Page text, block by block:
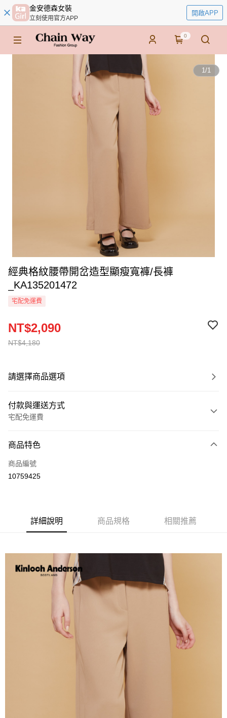
金安德森女裝
立刻使用官方APP
開啟APP
0
1/1
經典格紋腰帶開岔造型顯瘦寬褲/長褲
_KA135201472
宅配免運費
NT$4,180
NT$2,090
請選擇商品選項
付款與運送方式
宅配免運費
信用卡一次付款
LINE Pay
運送方式
每筆NT$60，滿NT$1,000(含以上)免運費
付款後7-11取貨
每筆NT$60，滿NT$1,000(含以上)免運費
商品特色
商品編號
10759425
詳細說明 商品規格 相關推薦